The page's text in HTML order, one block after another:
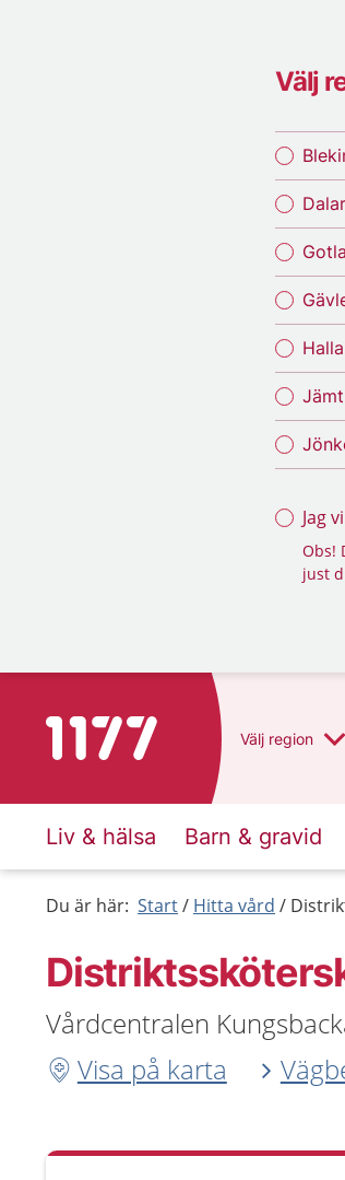
Välj
Jag
Obs!
just
Till startsidan för 1177 Välj region
Liv & hälsa Barn & gravid
Du är här: Start Hitta vård
Vårdcentralen
Visa på karta